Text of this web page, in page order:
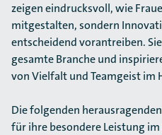
zeigen eindrucksvoll, wie
mitgestalten, sondern
entscheidend vorantreiben.
gesamte Branche und
von Vielfalt und Teamgeist im
Die folgenden
für ihre besondere Leistung